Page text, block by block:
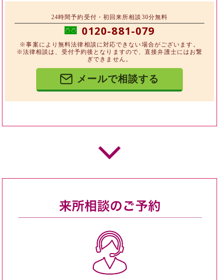
24時間予約受付・初回来所相談30分無料
0120-881-079
※事案により無料法律相談に対応できない場合がございます。
※法律相談は、受付予約後となりますので、直接弁護士にはお繋
ぎできません。
メールで相談する